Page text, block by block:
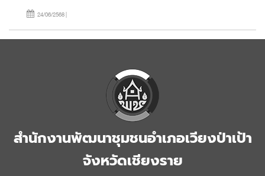
24/06/2568 |
สำนักงานพัฒนาชุมชนอำเภอเวียงป่าเป้า
จังหวัดเชียงราย